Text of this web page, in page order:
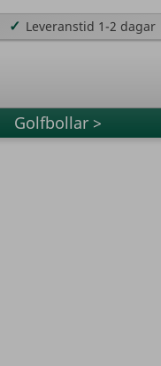
✓ Leveranstid 1-2 dagar
Golfbollar >